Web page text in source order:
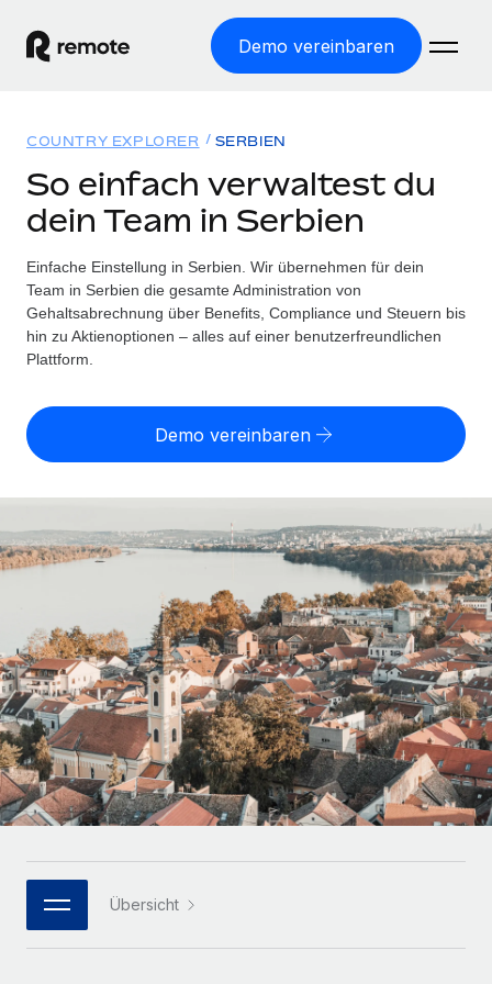
Demo vereinbaren
WELTWEITE BESCHÄFTIGUNG
Globale Payroll
Einfache, rechtssicher Payroll
Employer of Record
Weltweites Wachstum ohne Kosten für Niederlassungen
Contractor of Record
Rechtssichere, weltweite Arbeit mit Freelancer:innen
Globales Onboarding und Verwalten von
Freelancer:innen
Auslagern von komplexen HR-Aufgaben
INFRASTRUKTUR
Remote Embedded
Nahtlose Integration der HR in bestehende Abläufe
Plattform
Integrierte HR-Kernfunktionen für dein Team
MCP
Integrationen
Lösungen
WELTWEITE ABDECKUNG
Country Explorer
Länderspezifische Unterstützung bei der Einstellung
Einfache Einstellung in allen US-Bundesstaaten
WACHSTUMSPHASE
Agile HR- und Payroll-Lösungen für wachsende
Unternehmen
Mittelstand
Maßgeschneiderte HR-Lösungen, um Teams zu
vergrößern
Enterprise
Globale HR für Konzerne und Großunternehmen
PARTNER WERDEN
Flexible Einbettung von Global-HR-Funktionen in deine
Ressourcen
TOOLS UND RECHNER
Scheinselbstständigkeitsrisiko berechnen
Personalkostenrechner
Honorarzahlungen berechnen
Informationen zu möglichen Währungen und
Abwicklungsfristen für globale Freelancer:innen
LERNEN MIT REMOTE
Forschung und Leitfäden
Fallstudien
HR-Glossar
Bibliothek für Stellenbeschreibungen
Webinare
Preise
Nederlands
Deutsch
Español
Italiano
Português (Portugal)
한국어
Anmelden
COUNTRY EXPLORER SERBIEN
So einfach verwaltest du
dein Team in Serbien
Einfache Einstellung in Serbien. Wir übernehmen für dein
Team in Serbien die gesamte Administration von
Gehaltsabrechnung über Benefits, Compliance und Steuern bis
hin zu Aktienoptionen – alles auf einer benutzerfreundlichen
Plattform.
Demo vereinbaren
Übersicht